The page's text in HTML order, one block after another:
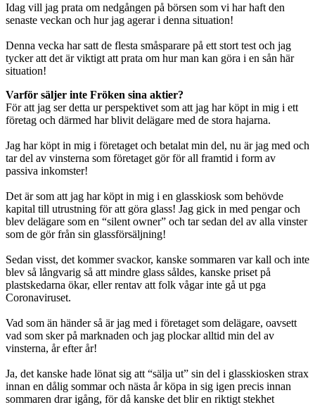
Idag vill jag prata om nedgången på börsen som vi har haft den
senaste veckan och hur jag agerar i denna situation!
Denna vecka har satt de flesta småsparare på ett stort test och jag
tycker att det är viktigt att prata om hur man kan göra i en sån här
situation!
Varför säljer inte Fröken sina aktier?
För att jag ser detta ur perspektivet som att jag har köpt in mig i ett
företag och därmed har blivit delägare med de stora hajarna.
Jag har köpt in mig i företaget och betalat min del, nu är jag med och
tar del av vinsterna som företaget gör för all framtid i form av
passiva inkomster!
Det är som att jag har köpt in mig i en glasskiosk som behövde
kapital till utrustning för att göra glass! Jag gick in med pengar och
blev delägare som en “silent owner” och tar sedan del av alla vinster
som de gör från sin glassförsäljning!
Sedan visst, det kommer svackor, kanske sommaren var kall och inte
blev så långvarig så att mindre glass såldes, kanske priset på
plastskedarna ökar, eller rentav att folk vågar inte gå ut pga
Coronaviruset.
Vad som än händer så är jag med i företaget som delägare, oavsett
vad som sker på marknaden och jag plockar alltid min del av
vinsterna, år efter år!
Ja, det kanske hade lönat sig att “sälja ut” sin del i glasskiosken strax
innan en dålig sommar och nästa år köpa in sig igen precis innan
sommaren drar igång, för då kanske det blir en riktigt stekhet